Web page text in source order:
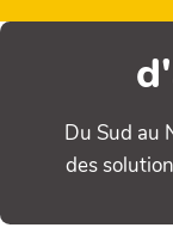
Du Sud au
des